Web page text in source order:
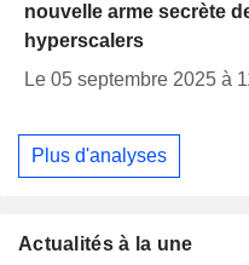
nouvelle arme secrète
hyperscalers
Le 05 septembre 2025 à
Plus d'analyses
Actualités à la une